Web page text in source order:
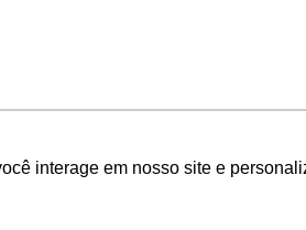
interage em nosso site e